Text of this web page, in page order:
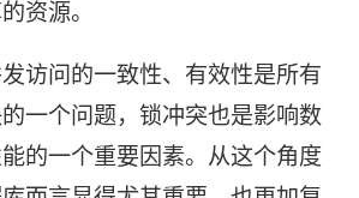
资源。
访问的一致性、有效性是所有
一个问题，锁冲突也是影响数
的一个重要因素。从这个角度